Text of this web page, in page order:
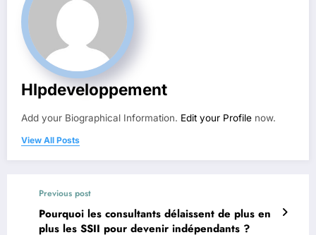
Hlpdeveloppement
Add your Biographical Information. Edit your Profile now.
View All Posts
Previous post
Pourquoi les consultants délaissent de plus en
plus les SSII pour devenir indépendants ?